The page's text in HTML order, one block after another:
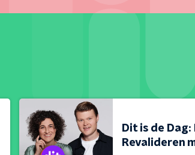
Dit is de
Revalideren